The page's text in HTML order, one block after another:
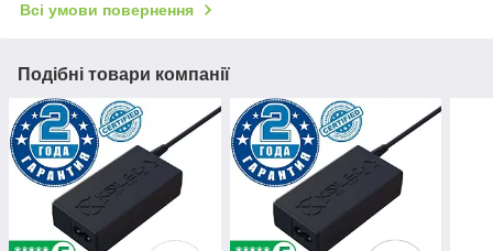
Всі умови повернення
Подібні товари компанії